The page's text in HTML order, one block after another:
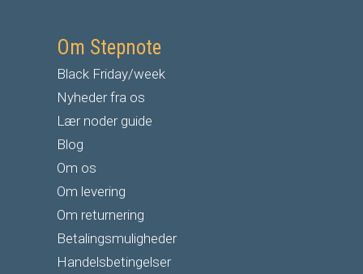
Om Stepnote
Black Friday/week
Nyheder fra os
Lær noder guide
Blog
Om os
Om levering
Om returnering
Betalingsmuligheder
Handelsbetingelser